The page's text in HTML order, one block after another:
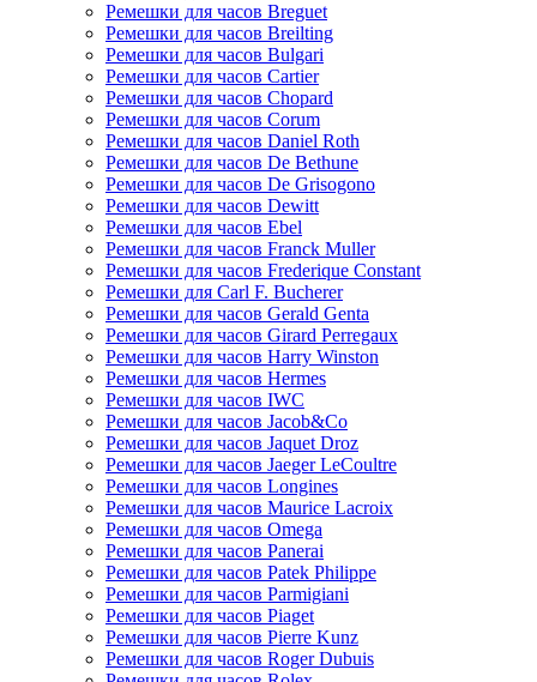
Ремешки для часов Breguet
Ремешки для часов Breilting
Ремешки для часов Bulgari
Ремешки для часов Cartier
Ремешки для часов Chopard
Ремешки для часов Corum
Ремешки для часов Daniel Roth
Ремешки для часов De Bethune
Ремешки для часов De Grisogono
Ремешки для часов Dewitt
Ремешки для часов Ebel
Ремешки для часов Franck Muller
Ремешки для часов Frederique Constant
Ремешки для Carl F. Bucherer
Ремешки для часов Gerald Genta
Ремешки для часов Girard Perregaux
Ремешки для часов Harry Winston
Ремешки для часов Hermes
Ремешки для часов IWC
Ремешки для часов Jacob&Co
Ремешки для часов Jaquet Droz
Ремешки для часов Jaeger LeCoultre
Ремешки для часов Longines
Ремешки для часов Maurice Lacroix
Ремешки для часов Omega
Ремешки для часов Panerai
Ремешки для часов Patek Philippe
Ремешки для часов Parmigiani
Ремешки для часов Piaget
Ремешки для часов Pierre Kunz
Ремешки для часов Roger Dubuis